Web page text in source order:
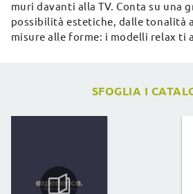
muri davanti alla TV. Conta su una
possibilità estetiche, dalle tonalità
misure alle forme: i modelli relax ti
SFOGLIA I